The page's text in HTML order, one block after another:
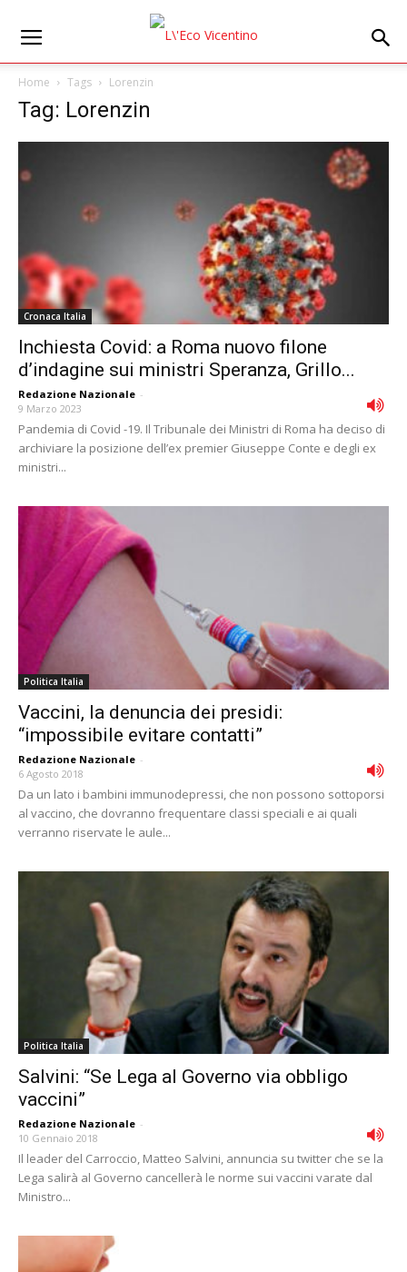
Home Tags Lorenzin
Tag: Lorenzin
Cronaca Italia
Inchiesta Covid: a Roma nuovo filone
d’indagine sui ministri Speranza, Grillo...
Redazione Nazionale -
9 Marzo 2023
Pandemia di Covid -19. Il Tribunale dei Ministri di Roma ha deciso di
archiviare la posizione dell’ex premier Giuseppe Conte e degli ex
ministri...
Politica Italia
Vaccini, la denuncia dei presidi:
“impossibile evitare contatti”
Redazione Nazionale -
6 Agosto 2018
Da un lato i bambini immunodepressi, che non possono sottoporsi
al vaccino, che dovranno frequentare classi speciali e ai quali
verranno riservate le aule...
Politica Italia
Salvini: “Se Lega al Governo via obbligo
vaccini”
Redazione Nazionale -
10 Gennaio 2018
Il leader del Carroccio, Matteo Salvini, annuncia su twitter che se la
Lega salirà al Governo cancellerà le norme sui vaccini varate dal
Ministro...